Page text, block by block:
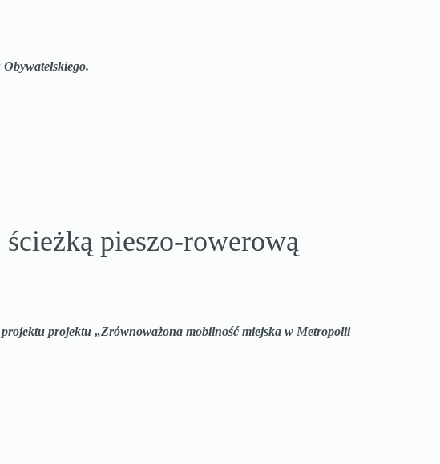
pieszo-rowerową
projektu „Zrównoważona mobilność miejska w Metropolii